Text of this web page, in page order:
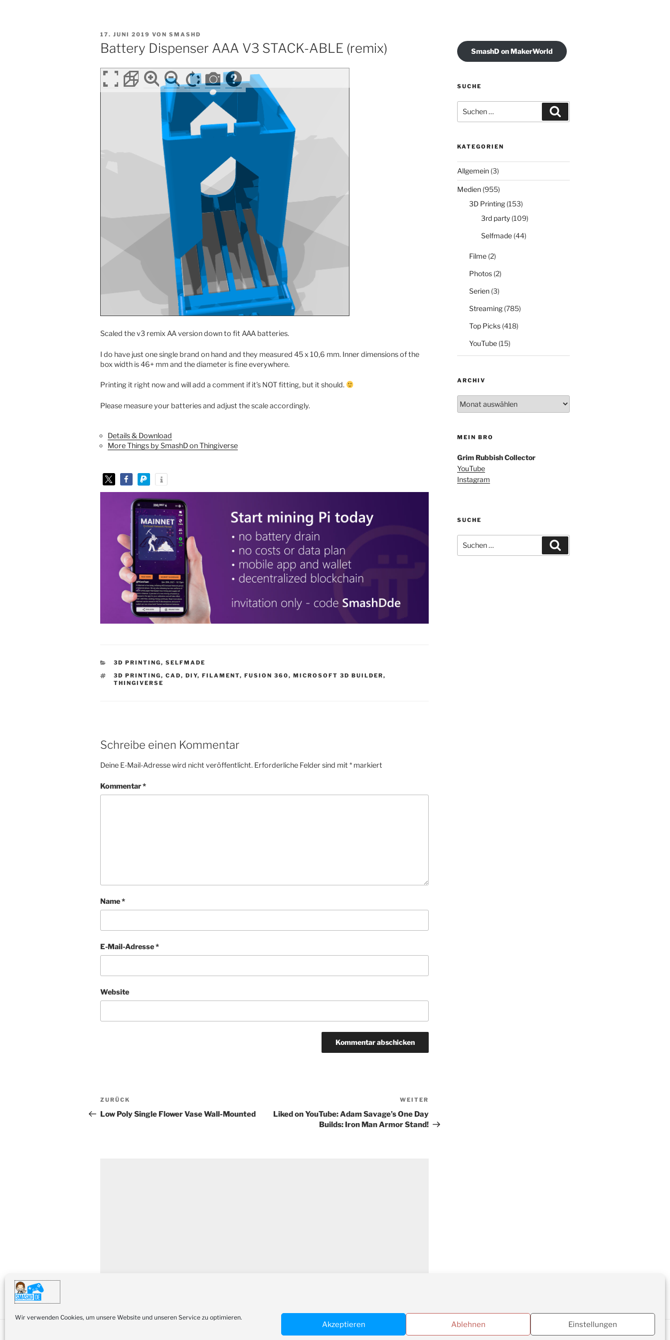
Wir verwenden Cookies, um unsere Website und unseren Service zu optimieren.
Akzeptieren Ablehnen Einstellungen
VERÖFFENTLICHT
17. JUNI 2019 VON SMASHD
Battery Dispenser AAA V3 STACK-ABLE (remix)
Scaled the v3 remix AA version down to fit AAA batteries.
I do have just one single brand on hand and they measured 45 x 10,6 mm. Inner dimensions of the
box width is 46+ mm and the diameter is fine everywhere.
Printing it right now and will add a comment if it’s NOT fitting, but it should.
Please measure your batteries and adjust the scale accordingly.
Details & Download
More Things by SmashD on Thingiverse
KATEGORIEN
3D PRINTING,SELFMADE
SCHLAGWÖRTER
3D PRINTING,CAD,DIY,FILAMENT,FUSION 360,MICROSOFT 3D BUILDER,
THINGIVERSE
Schreibe einen Kommentar
Deine E-Mail-Adresse wird nicht veröffentlicht. Erforderliche Felder sind mit *markiert
Kommentar*
Name*
E-Mail-Adresse*
Website
Beitragsnavigation
Vorheriger
Beitrag
ZURÜCK
Low Poly Single Flower Vase Wall-Mounted
Beitrag
WEITER
Liked on YouTube: Adam Savage’s One Day
Builds: Iron Man Armor Stand!
SmashD on MakerWorld
SUCHE
nach:
KATEGORIEN
Allgemein (3)
Medien (955)
3D Printing (153)
3rd party (109)
Selfmade (44)
Filme (2)
Photos (2)
Serien (3)
Streaming (785)
Top Picks (418)
YouTube (15)
ARCHIV
Archiv
MEIN BRO
Grim Rubbish Collector
YouTube
Instagram
SUCHE
nach: